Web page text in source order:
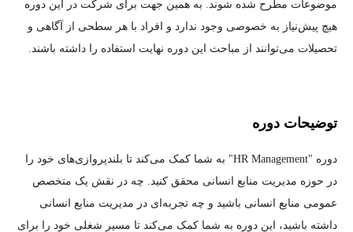
موضوعات مطرح شده شوند. به همین جهت برای شرکت در این دوره
هیچ پیش‌نیاز به خصوصی وجود ندارد و افراد با هر سطحی از آگاهی و
تحصیلات می‌توانند از مباحث این دوره نهایت استفاده را داشته باشند.
توضیحات دوره
دوره "HR Management" به شما کمک می‌کند تا بلندپروازی‌های خود را
در حوزه مدیریت منابع انسانی محقق کنید. چه در نقش یک متخصص
عمومی منابع انسانی باشید و چه تجربه‌ای در مدیریت منابع انسانی
داشته باشید، این دوره به شما کمک می‌کند تا مسیر شغلی خود را برای